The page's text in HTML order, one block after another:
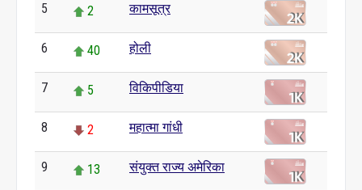
5 2 कामसूत्र
6 40 होली
7 5 विकिपीडिया
8 2 महात्मा गांधी
9 13 संयुक्त राज्य अमेरिका